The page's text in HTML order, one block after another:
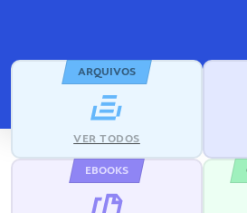
ARQUIVOS
VER TODOS
EBOOKS